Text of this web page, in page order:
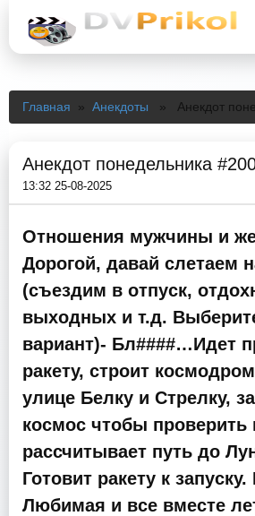
Главная » Анекдоты » Анекдот
Анекдот понедельника
13:32 25-08-2025
Отношения мужчины и
Дорогой, давай слетаем
(съездим в отпуск,
выходных и т.д.
вариант)- Бл####…Идет
ракету, строит
улице Белку и Стрелку,
космос чтобы проверить
рассчитывает путь до
Готовит ракету к
Любимая и все вместе